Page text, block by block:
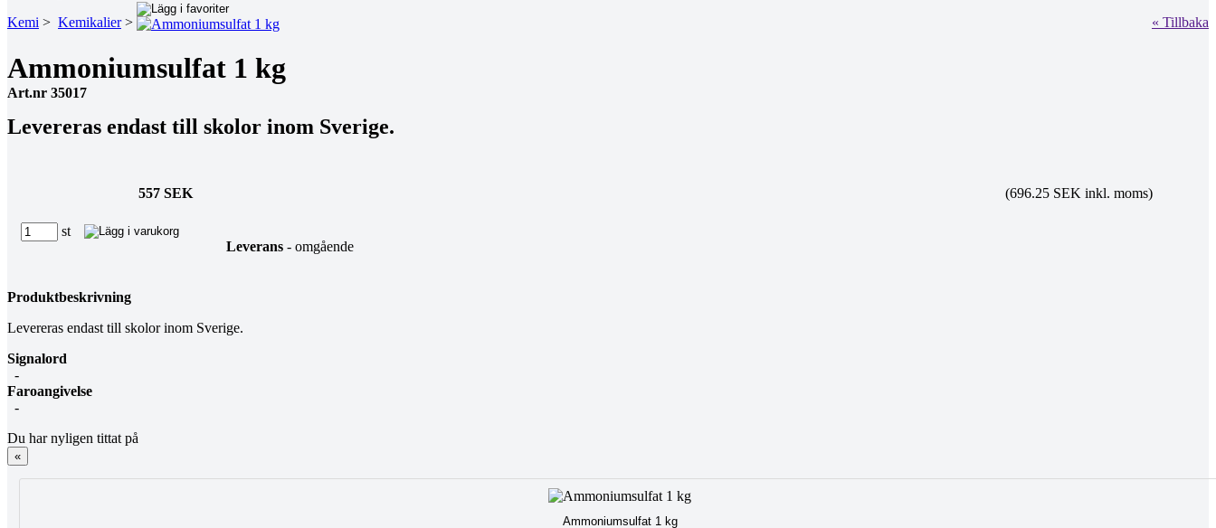
Kemi > Kemikalier> « Tillbaka
Ammoniumsulfat 1 kg
Art.nr 35017
Levereras endast till skolor inom Sverige.
557 SEK (696.25 SEK inkl. moms)
st
Leverans - omgående
Produktbeskrivning
Levereras endast till skolor inom Sverige.
Signalord
-
Faroangivelse
-
Du har nyligen tittat på
«
Ammoniumsulfat 1 kg